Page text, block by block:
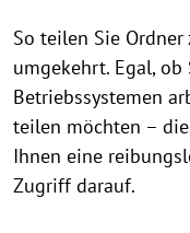
So teilen Sie
umgekehrt. Egal,
Betriebssystemen
teilen möchten –
Ihnen eine
Zugriff darauf.